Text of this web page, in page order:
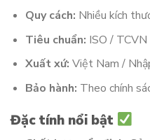
Quy cách: Nhiều kích
Tiêu chuẩn: ISO / TCVN
Xuất xứ: Việt Nam /
Bảo hành: Theo chính
Đặc tính nổi bật